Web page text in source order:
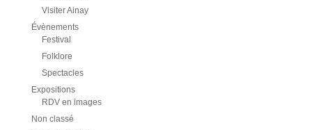
Visiter Ainay
Évènements
Festival
Folklore
Spectacles
Expositions
RDV en images
Non classé